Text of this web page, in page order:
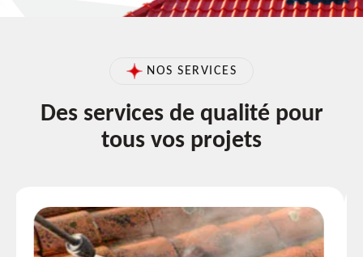
NOS SERVICES
Des services de qualité pour
tous vos projets